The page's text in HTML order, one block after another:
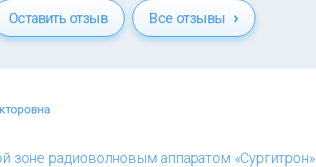
Оставить отзыв Все отзывы
зоне радиоволновым аппаратом «Сургитрон».